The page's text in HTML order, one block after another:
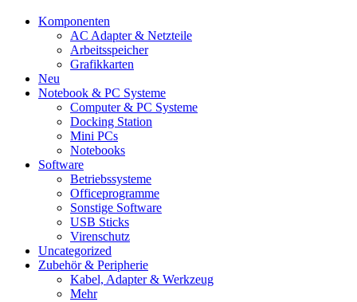
Komponenten
AC Adapter & Netzteile
Arbeitsspeicher
Grafikkarten
Neu
Notebook & PC Systeme
Computer & PC Systeme
Docking Station
Mini PCs
Notebooks
Software
Betriebssysteme
Officeprogramme
Sonstige Software
USB Sticks
Virenschutz
Uncategorized
Zubehör & Peripherie
Kabel, Adapter & Werkzeug
Mehr